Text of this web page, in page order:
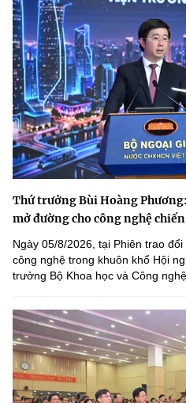
Thứ trưởng Bùi Hoàng
mở đường cho công nghệ
Ngày 05/8/2026, tại Phiên trao
công nghệ trong khuôn khổ Hội
trưởng Bộ Khoa học và Công